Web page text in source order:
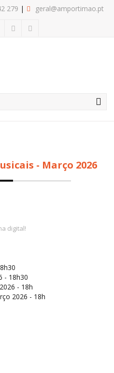
279 geral@amportimao.pt
- Março 2026
digital!
- 18h30
- 18h
2026 - 18h